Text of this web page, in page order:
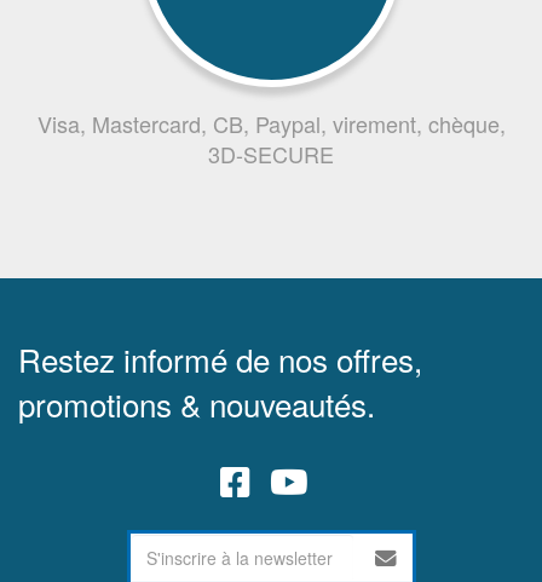
Visa, Mastercard, CB, Paypal, virement, chèque,
3D-SECURE
Restez informé de nos offres,
promotions & nouveautés.